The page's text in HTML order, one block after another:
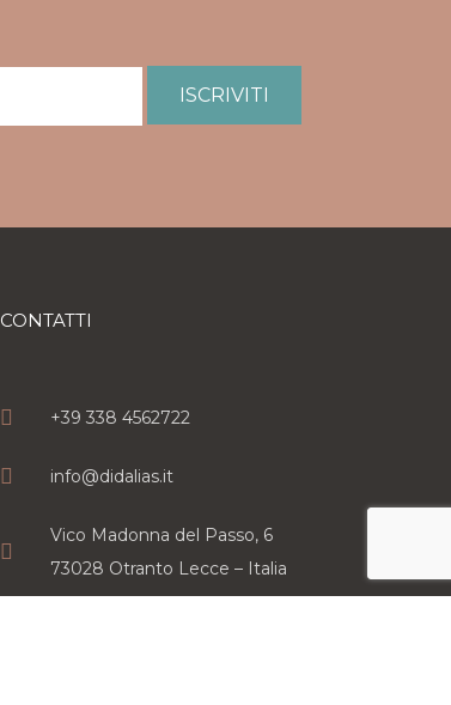
CONTATTI
+39 338 4562722
info@didalias.it
Vico Madonna del Passo, 6
73028 Otranto Lecce – Italia